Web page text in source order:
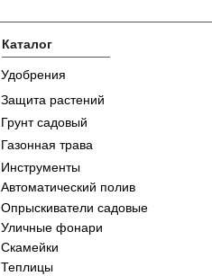
Каталог
Удобрения
Защита растений
Грунт садовый
Газонная трава
Инструменты
Автоматический полив
Опрыскиватели садовые
Уличные фонари
Скамейки
Теплицы